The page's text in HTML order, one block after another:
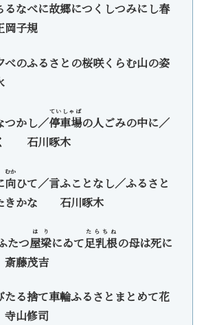
るなべに故郷につくしつみにし春
子規
べのふるさとの桜咲くらむ山の姿
つかし／停車場
ていしゃば
の人ごみの中に／
石川啄木
向
むか
ひて／言ふことなし／ふるさと
きかな 石川啄木
たつ屋梁
はり
にゐて足乳根
たらちね
の母は死に
藤茂吉
たる捨て車輪ふるさとまとめて花
山修司